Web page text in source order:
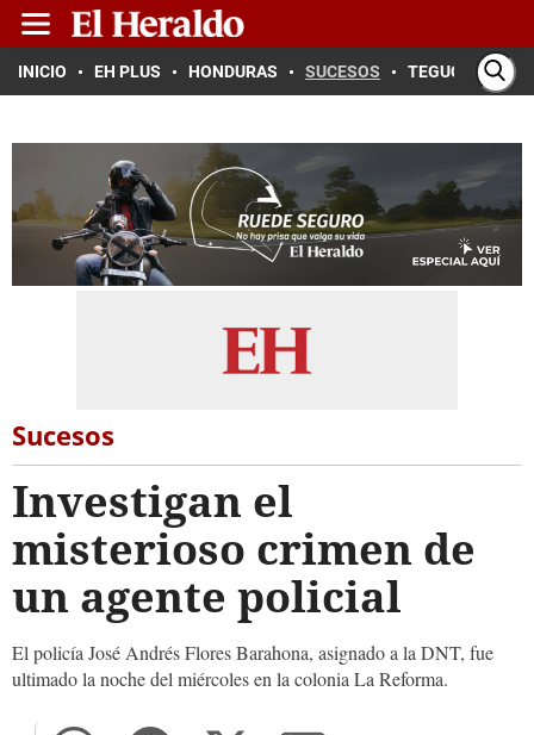
INICIO EH PLUS HONDURAS SUCESOS TEGUCIGALPA
Sucesos
Investigan el
misterioso crimen de
un agente policial
El policía José Andrés Flores Barahona, asignado a la DNT, fue
ultimado la noche del miércoles en la colonia La Reforma.